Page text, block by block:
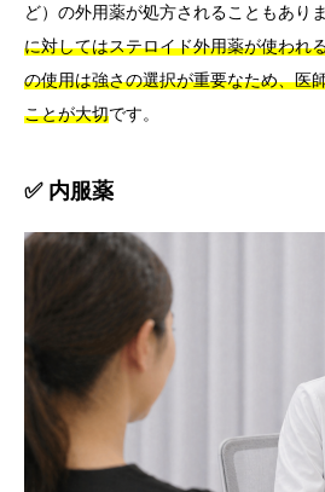
ど）の外用薬が処方されることもありま
に対してはステロイド外用薬が使われ
の使用は強さの選択が重要なため、医
ことが大切です。
✅ 内服薬